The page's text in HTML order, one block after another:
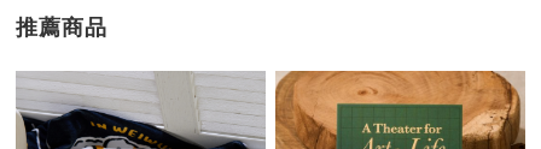
推薦商品